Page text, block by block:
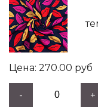
270.00 руб
- +